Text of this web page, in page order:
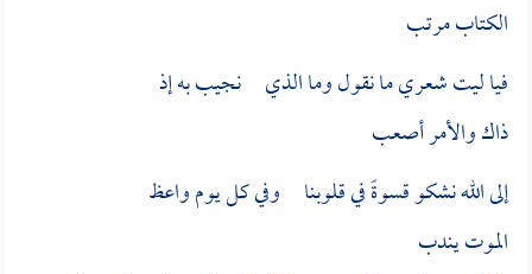
الكتاب مرتب
فيا ليت شعري ما نقول وما الذي نجيب به إذ
ذاك والأمر أصعب
إلى الله نشكو قسوةً في قلوبنا وفي كل يوم واعظ
الموت يندب